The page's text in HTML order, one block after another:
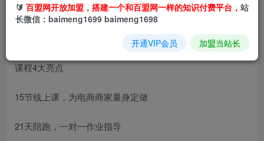
课程4大亮点
15节线上课，为电商商家量身定做
21天陪跑，一对一作业指导
🔰 百盟网开放加盟，搭建一个和百盟网一样的知识付费平台， 站
长微信：baimeng1699 baimeng1698
开通VIP会员 加盟当站长